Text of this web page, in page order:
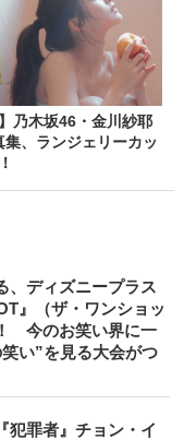
】乃木坂46・金川紗耶
集、ランジェリーカッ
、ディズニープラス
』（ザ・ワンショッ
今のお笑い界に一
い”を見る大会がつ
犯罪者』チョン・イ